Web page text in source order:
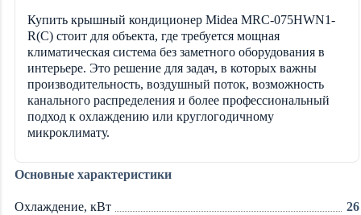
Купить крышный кондиционер Midea MRC-075HWN1-
R(C) стоит для объекта, где требуется мощная
климатическая система без заметного оборудования в
интерьере. Это решение для задач, в которых важны
производительность, воздушный поток, возможность
канального распределения и более профессиональный
подход к охлаждению или круглогодичному
микроклимату.
Основные характеристики
Охлаждение, кВт 26